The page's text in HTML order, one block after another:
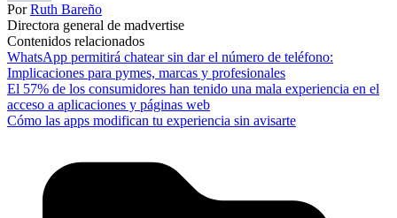
PorRuth Bareño
Directora general de madvertise
Contenidos relacionados
WhatsApp permitirá chatear sin dar el número de teléfono:
Implicaciones para pymes, marcas y profesionales
El 57% de los consumidores han tenido una mala experiencia en el
acceso a aplicaciones y páginas web
Cómo las apps modifican tu experiencia sin avisarte